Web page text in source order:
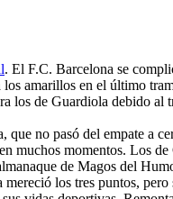
. El F.C. Barcelona se
amarillos en el último
los de Guardiola debido
no pasó del empate a
muchos momentos. Los
de Magos del
los tres puntos,